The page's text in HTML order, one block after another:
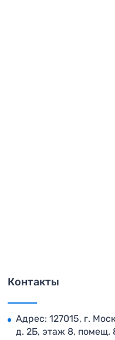
Контакты
Адрес: 127015, г.
д. 2Б, этаж 8, помещ.